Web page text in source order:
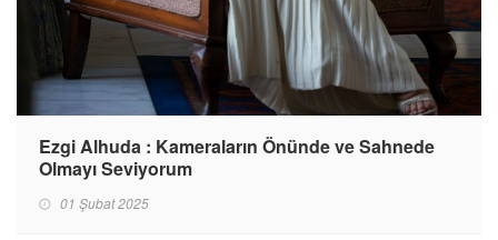
Ezgi Alhuda : Kameraların Önünde ve Sahnede
Olmayı Seviyorum
01 Şubat 2025